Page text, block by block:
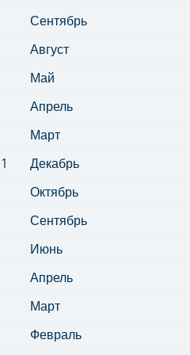
Сентябрь
Август
Май
Апрель
Март
Декабрь
Октябрь
Сентябрь
Июнь
Апрель
Март
Февраль